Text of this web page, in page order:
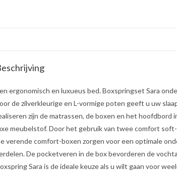
ergonomisch en luxueus bed. Boxspringset Sara
de zilverkleurige en L-vormige poten geeft u uw
zijn de matrassen, de boxen en het
meubelstof. Door het gebruik van twee comfort
verende comfort-boxen zorgen voor een optimale
De pocketveren in de box bevorderen de
Sara is de ideale keuze als u wilt gaan voor